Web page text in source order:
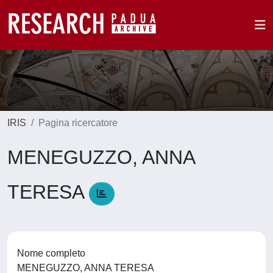
IRIS Pagina ricercatore
MENEGUZZO, ANNA
TERESA
Nome completo
MENEGUZZO, ANNA TERESA